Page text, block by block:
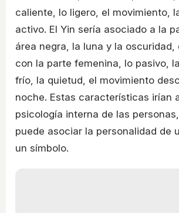
caliente, lo ligero, el movimiento,
activo. El Yin sería asociado a la
área negra, la luna y la oscuridad,
con la parte femenina, lo pasivo,
frío, la quietud, el movimiento
noche. Estas características irían
psicología interna de las
puede asociar la personalidad de
un símbolo.